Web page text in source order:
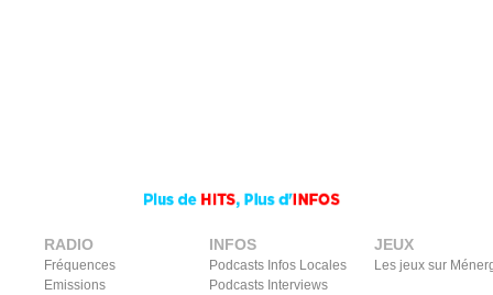
RADIO
Fréquences
Emissions
INFOS
Podcasts Infos Locales
Podcasts Interviews
JEUX
Les jeux sur